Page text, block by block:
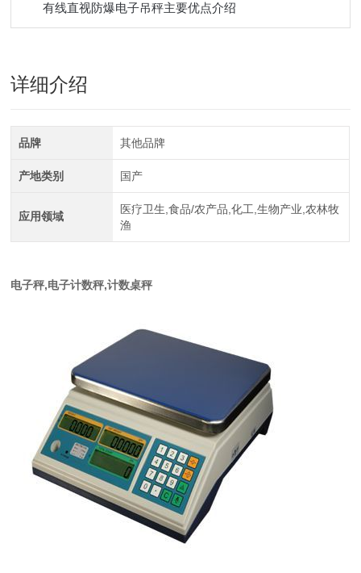
有线直视防爆电子吊秤主要优点介绍
详细介绍
品牌 其他品牌
产地类别 国产
应用领域
医疗卫生,食品/农产品,化工,生物产业,农林牧
渔
电子秤,电子计数秤,计数桌秤